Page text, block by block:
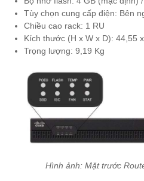
Tùy chọn cung cấp điện: Bên
Chiều cao rack: 1 RU
Kích thước (H x W x D): 44,55
Trọng lượng: 9,19 Kg
Hình ảnh: Mặt trước